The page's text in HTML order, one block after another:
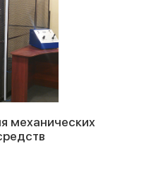
механических